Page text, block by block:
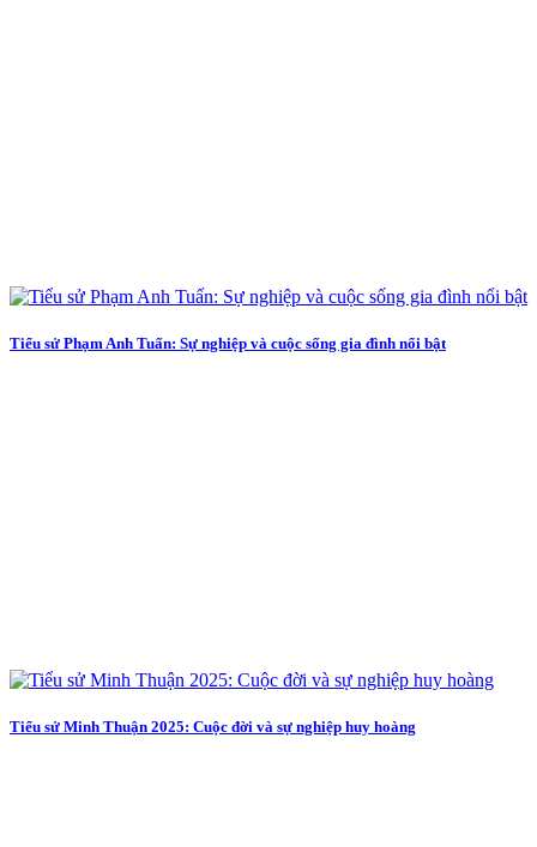
Tiểu sử Phạm Anh Tuấn: Sự nghiệp và cuộc sống gia đình nổi bật
Tiểu sử Minh Thuận 2025: Cuộc đời và sự nghiệp huy hoàng